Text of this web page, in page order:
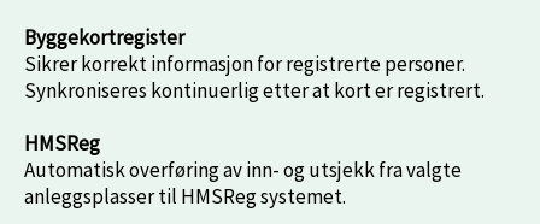
Byggekortregister
Sikrer korrekt informasjon for registrerte personer.
Synkroniseres kontinuerlig etter at kort er registrert.
HMSReg
Automatisk overføring av inn- og utsjekk fra valgte
anleggsplasser til HMSReg systemet.